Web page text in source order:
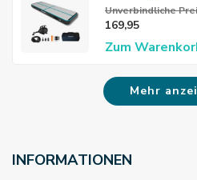
20cm
Unverbindliche
169,95
Zum
Mehr
INFORMATIONEN